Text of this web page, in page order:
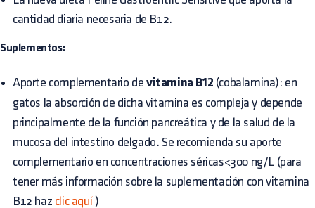
cantidad diaria necesaria de B12.
Suplementos:
Aporte complementario de vitamina B12 (cobalamina): en
gatos la absorción de dicha vitamina es compleja y depende
principalmente de la función pancreática y de la salud de la
mucosa del intestino delgado. Se recomienda su aporte
complementario en concentraciones séricas<300 ng/L (para
tener más información sobre la suplementación con vitamina
B12 haz clic aquí)